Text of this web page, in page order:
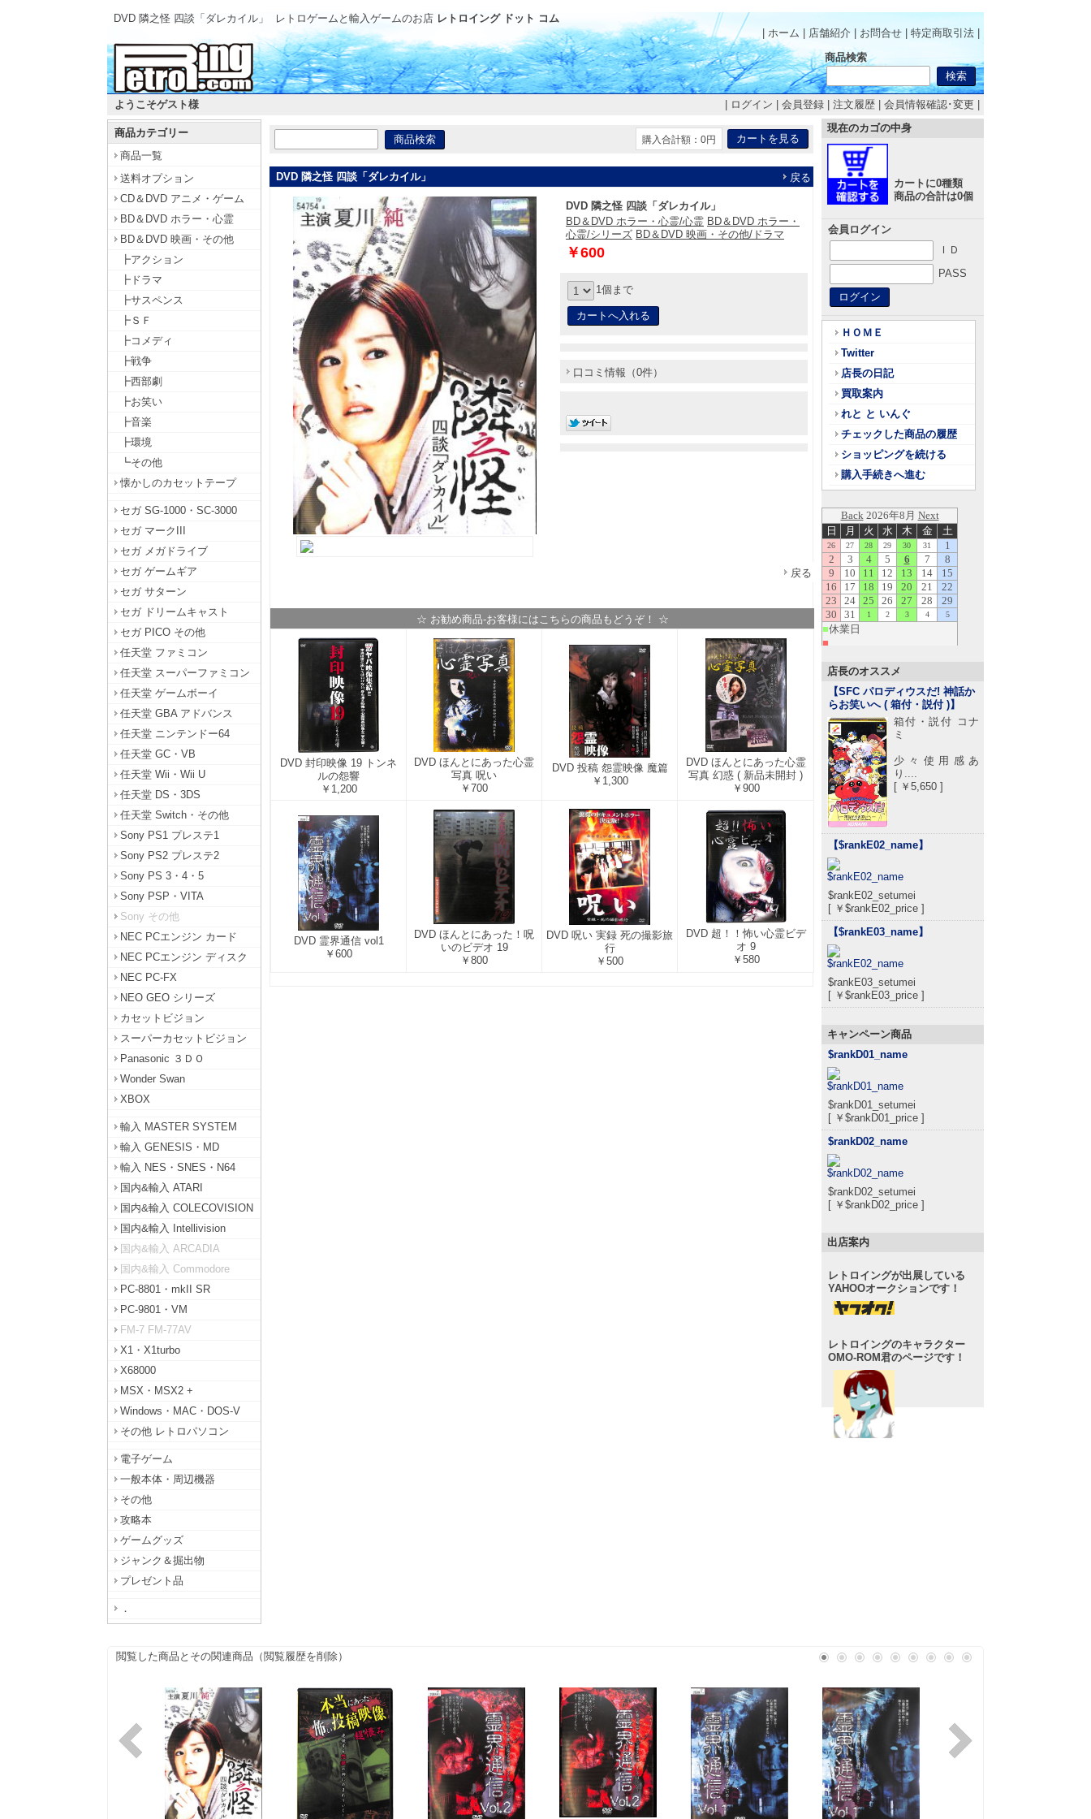
DVD 隣之怪 四談「ダレカイル」 レトロゲームと輸入ゲームのお店 レトロイング ドット コム
| ホーム
店舗紹介 お問合せ 特定商取引法
商品検索
ようこそゲスト様 ログイン 会員登録 注文履歴 会員情報確認･変更
商品カテゴリー
商品一覧
送料オプション
CD＆DVD アニメ・ゲーム
BD＆DVD ホラー・心霊
BD＆DVD 映画・その他
┣アクション
┣ドラマ
┣サスペンス
┣ＳＦ
┣コメディ
┣戦争
┣西部劇
┣お笑い
┣音楽
┣環境
┗その他
懐かしのカセットテープ
セガ SG-1000・SC-3000
セガ マークIII
セガ メガドライブ
セガ ゲームギア
セガ サターン
セガ ドリームキャスト
セガ PICO その他
任天堂 ファミコン
任天堂 スーパーファミコン
任天堂 ゲームボーイ
任天堂 GBA アドバンス
任天堂 ニンテンドー64
任天堂 GC・VB
任天堂 Wii・Wii U
任天堂 DS・3DS
任天堂 Switch・その他
Sony PS1 プレステ1
Sony PS2 プレステ2
Sony PS 3・4・5
Sony PSP・VITA
Sony その他
NEC PCエンジン カード
NEC PCエンジン ディスク
NEC PC-FX
NEO GEO シリーズ
カセットビジョン
スーパーカセットビジョン
Panasonic ３ＤＯ
Wonder Swan
XBOX
輸入 MASTER SYSTEM
輸入 GENESIS・MD
輸入 NES・SNES・N64
国内&輸入 ATARI
国内&輸入 COLECOVISION
国内&輸入 Intellivision
国内&輸入 ARCADIA
国内&輸入 Commodore
PC-8801・mkII SR
PC-9801・VM
FM-7 FM-77AV
X1・X1turbo
X68000
MSX・MSX2 +
Windows・MAC・DOS-V
その他 レトロパソコン
電子ゲーム
一般本体・周辺機器
その他
攻略本
ゲームグッズ
ジャンク＆掘出物
プレゼント品
．
購入合計額：0円
DVD 隣之怪 四談「ダレカイル」 戻る
DVD 隣之怪 四談「ダレカイル」
BD＆DVD ホラー・心霊/心霊 BD＆DVD ホラー・
心霊/シリーズ BD＆DVD 映画・その他/ドラマ
￥600
1個まで
口コミ情報（0件）
戻る
☆ お勧め商品-お客様にはこちらの商品もどうぞ！ ☆
DVD 封印映像 19 トンネ
ルの怨響
￥1,200
DVD ほんとにあった心霊
写真 呪い
￥700
DVD 投稿 怨霊映像 魔篇
￥1,300
DVD ほんとにあった心霊
写真 幻惑 ( 新品未開封 )
￥900
DVD 霊界通信 vol1
￥600
DVD ほんとにあった！呪
いのビデオ 19
￥800
DVD 呪い 実録 死の撮影旅
行
￥500
DVD 超！！怖い心霊ビデ
オ 9
￥580
現在のカゴの中身
カートに0種類
商品の合計は0個
会員ログイン
ＩＤ
PASS
ＨＯＭＥ
Twitter
店長の日記
買取案内
れと と いんぐ
チェックした商品の履歴
ショッピングを続ける
購入手続きへ進む
店長のオススメ
【SFC パロディウスだ! 神話か
らお笑いへ ( 箱付・説付 )】
箱付・説付 コナ
ミ
少々使用感あ
り....
[ ￥5,650 ]
【$rankE02_name】
$rankE02_setumei
[ ￥$rankE02_price ]
【$rankE03_name】
$rankE03_setumei
[ ￥$rankE03_price ]
キャンペーン商品
$rankD01_name
$rankD01_setumei
[ ￥$rankD01_price ]
$rankD02_name
$rankD02_setumei
[ ￥$rankD02_price ]
出店案内
レトロイングが出展している
YAHOOオークションです！
レトロイングのキャラクター
OMO-ROM君のページです！